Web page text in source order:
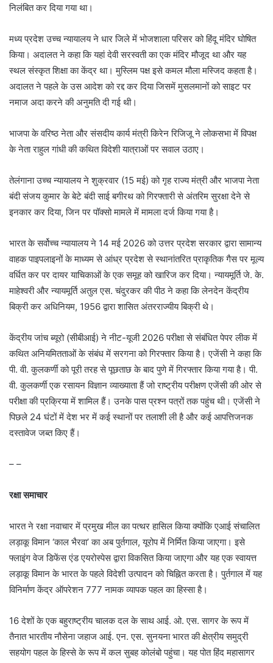
निलंबित कर दिया गया था।
मध्य प्रदेश उच्च न्यायालय ने धार जिले में भोजशाला परिसर को हिंदू मंदिर घोषित
किया। अदालत ने कहा कि यहां देवी सरस्वती का एक मंदिर मौजूद था और यह
स्थल संस्कृत शिक्षा का केंद्र था। मुस्लिम पक्ष इसे कमल मौला मस्जिद कहता है।
अदालत ने पहले के उस आदेश को रद्द कर दिया जिसमें मुसलमानों को साइट पर
नमाज अदा करने की अनुमति दी गई थी।
भाजपा के वरिष्ठ नेता और संसदीय कार्य मंत्री किरेन रिजिजू ने लोकसभा में विपक्ष
के नेता राहुल गांधी की कथित विदेशी यात्राओं पर सवाल उठाए।
तेलंगाना उच्च न्यायालय ने शुक्रवार (15 मई) को गृह राज्य मंत्री और भाजपा नेता
बंदी संजय कुमार के बेटे बंदी साई बगीरथ को गिरफ्तारी से अंतरिम सुरक्षा देने से
इनकार कर दिया, जिन पर पॉक्सो मामले में मामला दर्ज किया गया है।
भारत के सर्वोच्च न्यायालय ने 14 मई 2026 को उत्तर प्रदेश सरकार द्वारा सामान्य
वाहक पाइपलाइनों के माध्यम से आंध्र प्रदेश से स्थानांतरित प्राकृतिक गैस पर मूल्य
वर्धित कर पर दायर याचिकाओं के एक समूह को खारिज कर दिया। न्यायमूर्ति जे. के.
माहेश्वरी और न्यायमूर्ति अतुल एस. चंदुरकर की पीठ ने कहा कि लेनदेन केंद्रीय
बिक्री कर अधिनियम, 1956 द्वारा शासित अंतरराज्यीय बिक्री थे।
केंद्रीय जांच ब्यूरो (सीबीआई) ने नीट-यूजी 2026 परीक्षा से संबंधित पेपर लीक में
कथित अनियमितताओं के संबंध में सरगना को गिरफ्तार किया है। एजेंसी ने कहा कि
पी. वी. कुलकर्णी को पूरी तरह से पूछताछ के बाद पुणे में गिरफ्तार किया गया है। पी.
वी. कुलकर्णी एक रसायन विज्ञान व्याख्याता हैं जो राष्ट्रीय परीक्षण एजेंसी की ओर से
परीक्षा की प्रक्रिया में शामिल हैं। उनके पास प्रश्न पत्रों तक पहुंच थी। एजेंसी ने
पिछले 24 घंटों में देश भर में कई स्थानों पर तलाशी ली है और कई आपत्तिजनक
दस्तावेज जब्त किए हैं।
– –
रक्षा समाचार
भारत ने रक्षा नवाचार में प्रमुख मील का पत्थर हासिल किया क्योंकि एआई संचालित
लड़ाकू विमान ‘काल भैरवा’ का अब पुर्तगाल, यूरोप में निर्मित किया जाएगा। इसे
फ्लाइंग वेज डिफेंस एंड एयरोस्पेस द्वारा विकसित किया जाएगा और यह एक स्वायत्त
लड़ाकू विमान के भारत के पहले विदेशी उत्पादन को चिह्नित करता है। पुर्तगाल में यह
विनिर्माण केंद्र ऑपरेशन 777 नामक व्यापक पहल का हिस्सा है।
16 देशों के एक बहुराष्ट्रीय चालक दल के साथ आई. ओ. एस. सागर के रूप में
तैनात भारतीय नौसेना जहाज आई. एन. एस. सुनयना भारत की क्षेत्रीय समुद्री
सहयोग पहल के हिस्से के रूप में कल सुबह कोलंबो पहुंचा। यह पोत हिंद महासागर